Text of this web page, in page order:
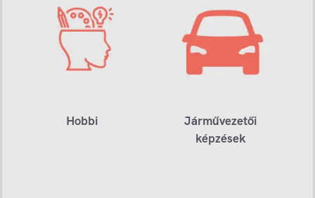
Hobbi
Járművezetői
képzések